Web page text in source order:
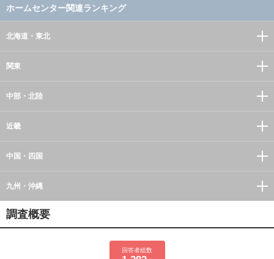
ホームセンター関連ランキング
北海道・東北
関東
中部・北陸
近畿
中国・四国
九州・沖縄
調査概要
回答者総数